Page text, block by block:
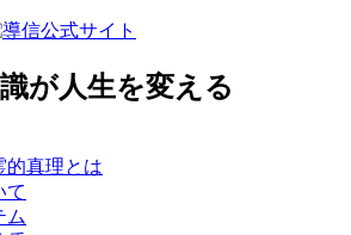
が人生を変える
的真理とは
て
ム